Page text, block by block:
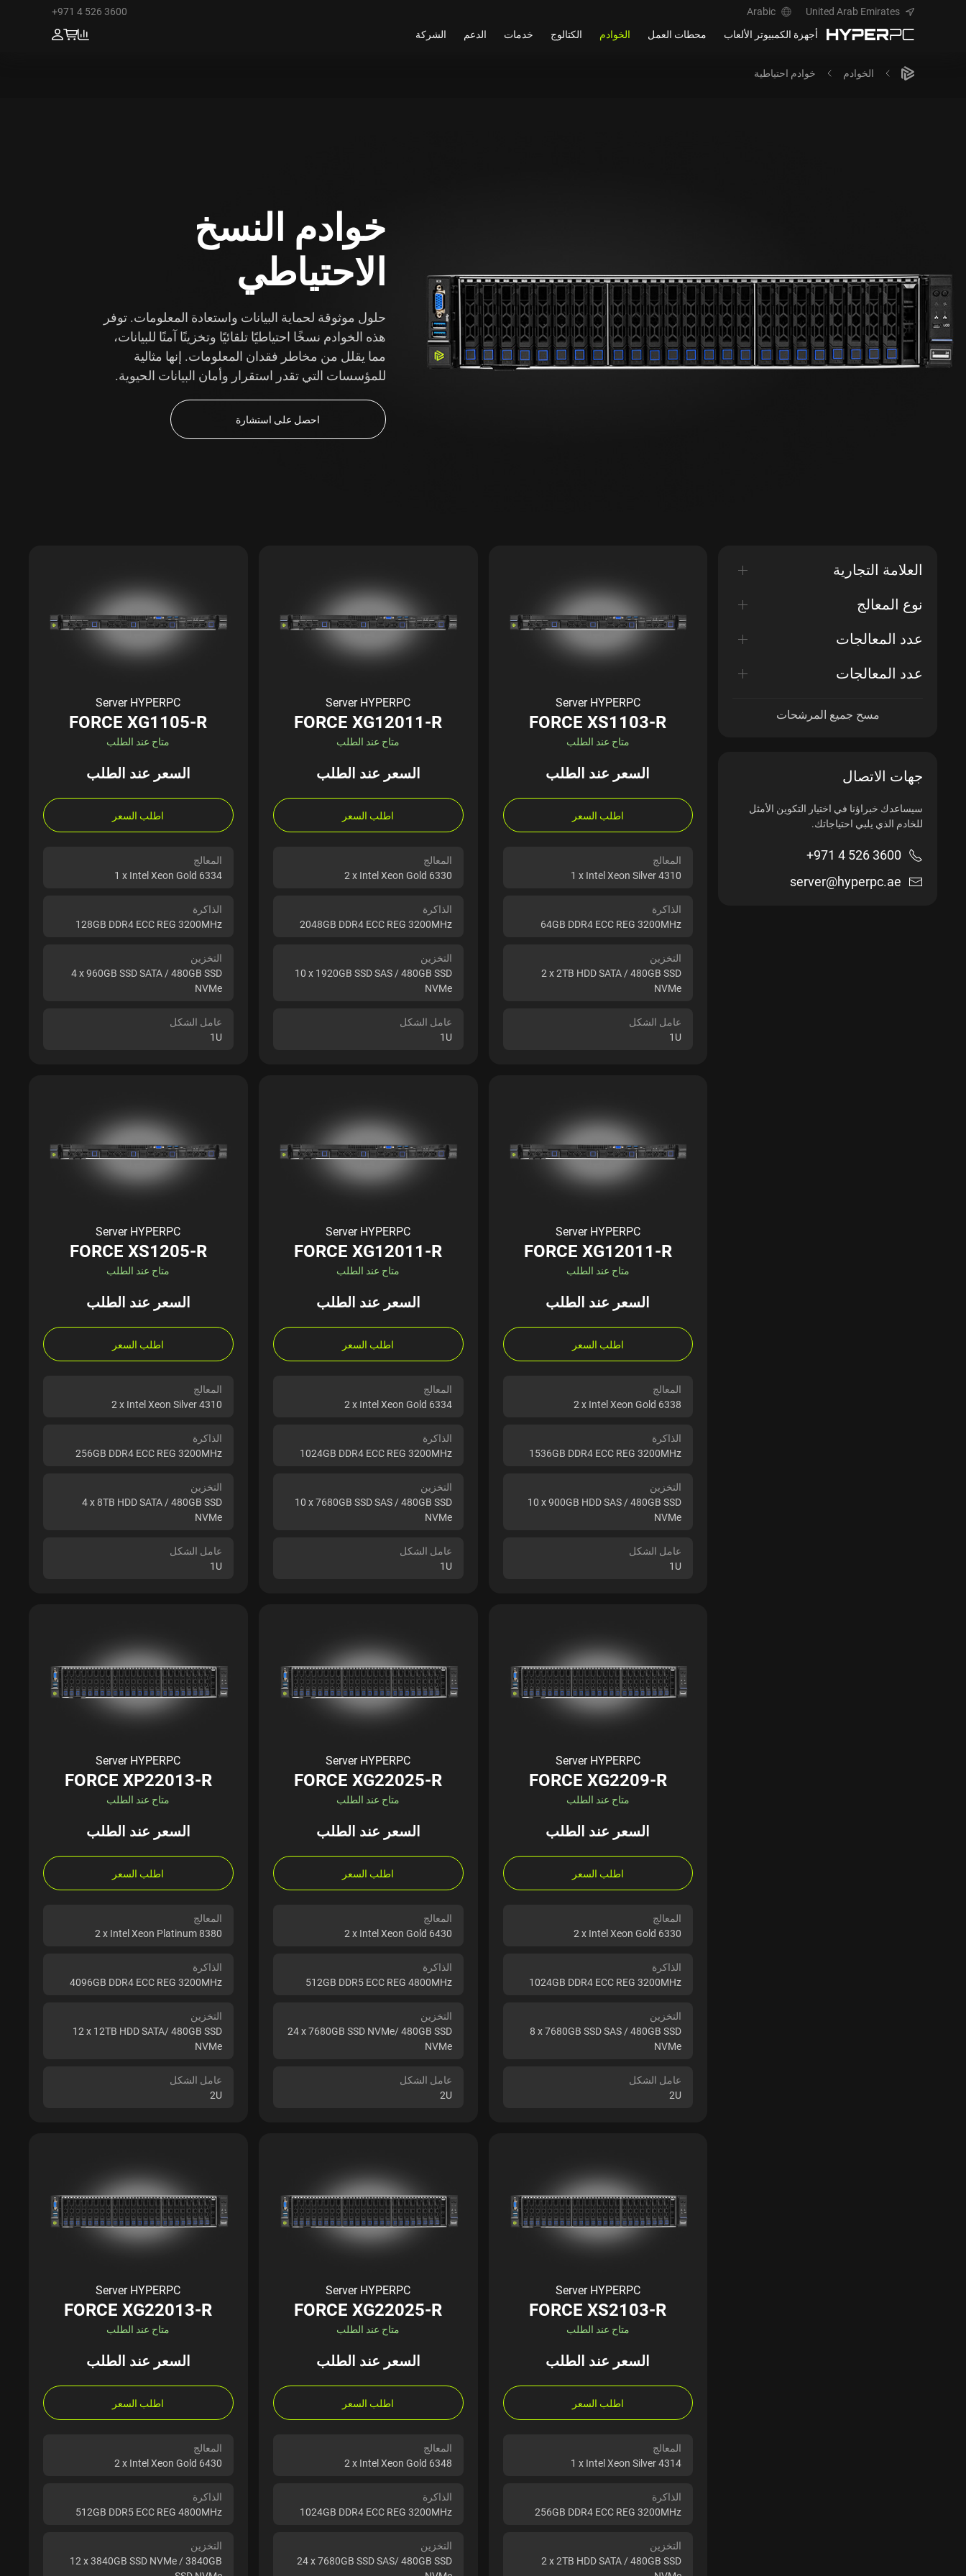
United Arab Emirates
Arabic
+971 4 526 3600
أجهزة الكمبيوتر الألعاب
محطات العمل الخوادم الكتالوج خدمات الدعم الشركة
الخوادم خوادم احتياطية
خوادم النسخ
الاحتياطي
حلول موثوقة لحماية البيانات واستعادة المعلومات. توفر
هذه الخوادم نسخًا احتياطيًا تلقائيًا وتخزينًا آمنًا للبيانات،
مما يقلل من مخاطر فقدان المعلومات. إنها مثالية
للمؤسسات التي تقدر استقرار وأمان البيانات الحيوية.
احصل على استشارة
العلامة التجارية
نوع المعالج
عدد المعالجات
عدد المعالجات
مسح جميع المرشحات
جهات الاتصال
سيساعدك خبراؤنا في اختيار التكوين الأمثل
للخادم الذي يلبي احتياجاتك.
+971 4 526 3600
server@hyperpc.ae
Server HYPERPC
FORCE XS1103-R
متاح عند الطلب
السعر عند الطلب
اطلب السعر
المعالج
1 x Intel Xeon Silver 4310
الذاكرة
64GB DDR4 ECC REG 3200MHz
التخزين
2 x 2TB HDD SATA / 480GB SSD
NVMe
عامل الشكل
1U
Server HYPERPC
FORCE XG12011-R
متاح عند الطلب
السعر عند الطلب
اطلب السعر
المعالج
2 x Intel Xeon Gold 6330
الذاكرة
2048GB DDR4 ECC REG 3200MHz
التخزين
10 x 1920GB SSD SAS / 480GB SSD
NVMe
عامل الشكل
1U
Server HYPERPC
FORCE XG1105-R
متاح عند الطلب
السعر عند الطلب
اطلب السعر
المعالج
1 x Intel Xeon Gold 6334
الذاكرة
128GB DDR4 ECC REG 3200MHz
التخزين
4 x 960GB SSD SATA / 480GB SSD
NVMe
عامل الشكل
1U
Server HYPERPC
FORCE XG12011-R
متاح عند الطلب
السعر عند الطلب
اطلب السعر
المعالج
2 x Intel Xeon Gold 6338
الذاكرة
1536GB DDR4 ECC REG 3200MHz
التخزين
10 x 900GB HDD SAS / 480GB SSD
NVMe
عامل الشكل
1U
Server HYPERPC
FORCE XG12011-R
متاح عند الطلب
السعر عند الطلب
اطلب السعر
المعالج
2 x Intel Xeon Gold 6334
الذاكرة
1024GB DDR4 ECC REG 3200MHz
التخزين
10 x 7680GB SSD SAS / 480GB SSD
NVMe
عامل الشكل
1U
Server HYPERPC
FORCE XS1205-R
متاح عند الطلب
السعر عند الطلب
اطلب السعر
المعالج
2 x Intel Xeon Silver 4310
الذاكرة
256GB DDR4 ECC REG 3200MHz
التخزين
4 x 8TB HDD SATA / 480GB SSD
NVMe
عامل الشكل
1U
Server HYPERPC
FORCE XG2209-R
متاح عند الطلب
السعر عند الطلب
اطلب السعر
المعالج
2 x Intel Xeon Gold 6330
الذاكرة
1024GB DDR4 ECC REG 3200MHz
التخزين
8 x 7680GB SSD SAS / 480GB SSD
NVMe
عامل الشكل
2U
Server HYPERPC
FORCE XG22025-R
متاح عند الطلب
السعر عند الطلب
اطلب السعر
المعالج
2 x Intel Xeon Gold 6430
الذاكرة
512GB DDR5 ECC REG 4800MHz
التخزين
24 x 7680GB SSD NVMe/ 480GB SSD
NVMe
عامل الشكل
2U
Server HYPERPC
FORCE XP22013-R
متاح عند الطلب
السعر عند الطلب
اطلب السعر
المعالج
2 x Intel Xeon Platinum 8380
الذاكرة
4096GB DDR4 ECC REG 3200MHz
التخزين
12 x 12TB HDD SATA/ 480GB SSD
NVMe
عامل الشكل
2U
Server HYPERPC
FORCE XS2103-R
متاح عند الطلب
السعر عند الطلب
اطلب السعر
المعالج
1 x Intel Xeon Silver 4314
الذاكرة
256GB DDR4 ECC REG 3200MHz
التخزين
2 x 2TB HDD SATA / 480GB SSD
Server HYPERPC
FORCE XG22025-R
متاح عند الطلب
السعر عند الطلب
اطلب السعر
المعالج
2 x Intel Xeon Gold 6348
الذاكرة
1024GB DDR4 ECC REG 3200MHz
التخزين
24 x 7680GB SSD SAS/ 480GB SSD
Server HYPERPC
FORCE XG22013-R
متاح عند الطلب
السعر عند الطلب
اطلب السعر
المعالج
2 x Intel Xeon Gold 6430
الذاكرة
512GB DDR5 ECC REG 4800MHz
التخزين
12 x 3840GB SSD NVMe / 3840GB